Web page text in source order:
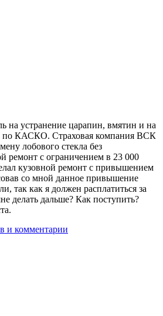
на устранение царапин, вмятин и на
по КАСКО. Страховая компания ВСК
лобового стекла без
ремонт с ограничением в 23 000
кузовной ремонт с привышением
со мной данное привышение
так как я должен расплатиться за
делать дальше? Как поступить?
и комментарии